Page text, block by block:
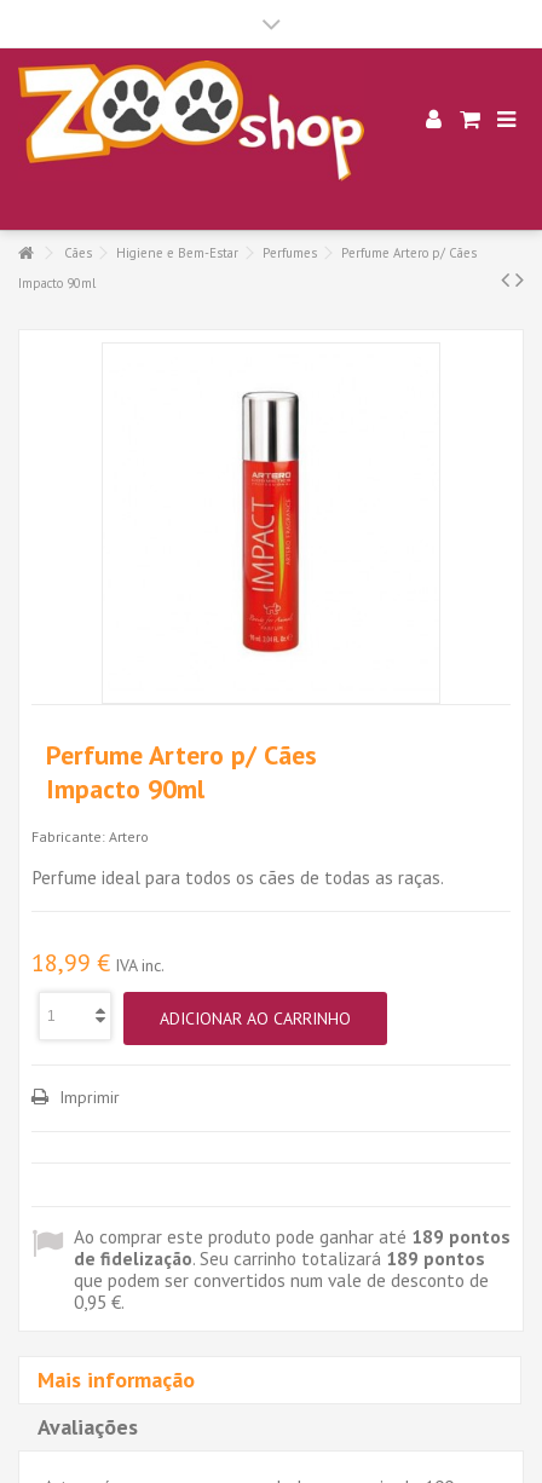
Cães Higiene e Bem-Estar Perfumes
Perfume Artero p/ Cães
Impacto 90ml
Perfume Artero p/ Cães
Impacto 90ml
Fabricante: Artero
Perfume ideal para todos os cães de todas as raças.
18,99 € IVA inc.
ADICIONAR AO CARRINHO
Imprimir
Ao comprar este produto pode ganhar até 189 pontos
de fidelização. Seu carrinho totalizará 189 pontos
que podem ser convertidos num vale de desconto de
0,95 €.
Mais informação
Avaliações